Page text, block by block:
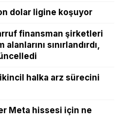
dolar ligine koşuyor
finansman şirketleri
alanlarını sınırlandırdı,
halka arz sürecini
Meta hissesi için ne